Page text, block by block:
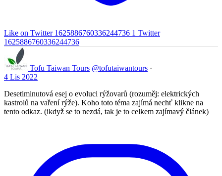
Like on Twitter 1625886760336244736 1 Twitter
1625886760336244736
Tofu Taiwan Tours @tofutaiwantours ·
4 Lis 2022
Desetiminutová esej o evoluci rýžovarů (rozuměj: elektrických
kastrolů na vaření rýže). Koho toto téma zajímá nechť klikne na
tento odkaz. (ikdyž se to nezdá, tak je to celkem zajímavý článek)